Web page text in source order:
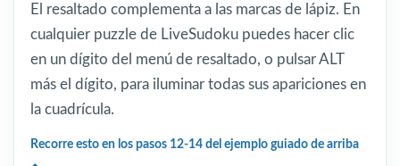
El resaltado complementa a las marcas de lápiz. En
cualquier puzzle de LiveSudoku puedes hacer clic
en un dígito del menú de resaltado, o pulsar ALT
más el dígito, para iluminar todas sus apariciones en
la cuadrícula.
Recorre esto en los pasos 12-14 del ejemplo guiado de arriba